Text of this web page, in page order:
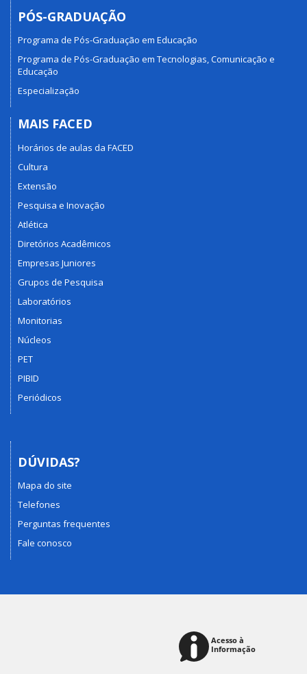
PÓS-GRADUAÇÃO
Programa de Pós-Graduação em Educação
Programa de Pós-Graduação em Tecnologias, Comunicação e
Educação
Especialização
MAIS FACED
Horários de aulas da FACED
Cultura
Extensão
Pesquisa e Inovação
Atlética
Diretórios Acadêmicos
Empresas Juniores
Grupos de Pesquisa
Laboratórios
Monitorias
Núcleos
PET
PIBID
Periódicos
DÚVIDAS?
Mapa do site
Telefones
Perguntas frequentes
Fale conosco